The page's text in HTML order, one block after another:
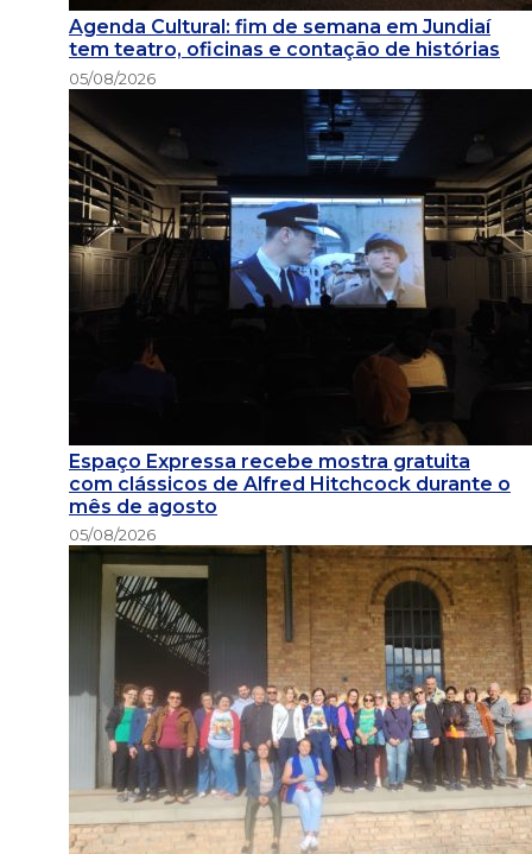
Agenda Cultural: fim de semana em Jundiaí
tem teatro, oficinas e contação de histórias
05/08/2026
Espaço Expressa recebe mostra gratuita
com clássicos de Alfred Hitchcock durante o
mês de agosto
05/08/2026